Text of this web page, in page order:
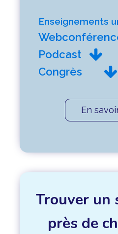
Enseignements
Podcast
Congrès
En
Trouver un
près de